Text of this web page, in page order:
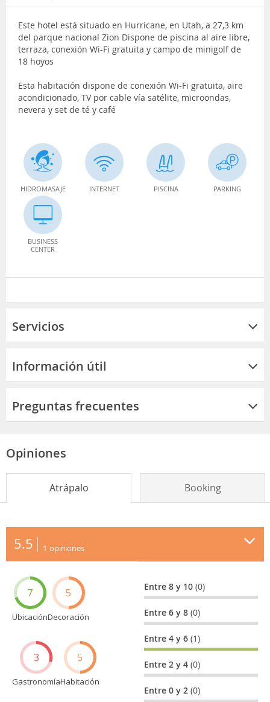
Este hotel está situado en Hurricane, en Utah, a 27,3 km
del parque nacional Zion Dispone de piscina al aire libre,
terraza, conexión Wi-Fi gratuita y campo de minigolf de
18 hoyos
Esta habitación dispone de conexión Wi-Fi gratuita, aire
acondicionado, TV por cable vía satélite, microondas,
nevera y set de té y café
HIDROMASAJE INTERNET PISCINA PARKING
BUSINESS
CENTER
Servicios
Información útil
Preguntas frecuentes
Opiniones
Atrápalo Booking
5.5 1 opiniones
7
Ubicación
5
Decoración
3
Gastronomía
5
Habitación
Entre 8 y 10(0)
Entre 6 y 8(0)
Entre 4 y 6(1)
Entre 2 y 4(0)
Entre 0 y 2(0)